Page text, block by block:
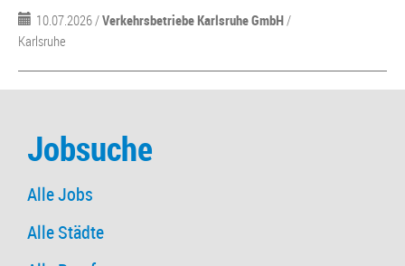
10.07.2026 /Verkehrsbetriebe Karlsruhe GmbH/
Karlsruhe
Jobsuche
Alle Jobs
Alle Städte